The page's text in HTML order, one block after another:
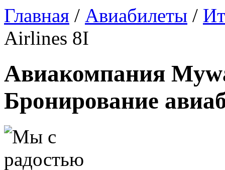
Главная / Авиабилеты /
Airlines 8I
Авиакомпания
Бронирование